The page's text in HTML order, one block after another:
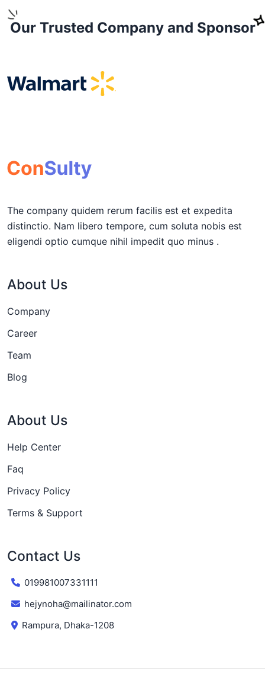
Our Trusted Company and Sponsor
The company quidem rerum facilis est et expedita
distinctio. Nam libero tempore, cum soluta nobis est
eligendi optio cumque nihil impedit quo minus .
About Us
Company
Career
Team
Blog
About Us
Help Center
Faq
Privacy Policy
Terms & Support
Contact Us
019981007331111
hejynoha@mailinator.com
Rampura, Dhaka-1208